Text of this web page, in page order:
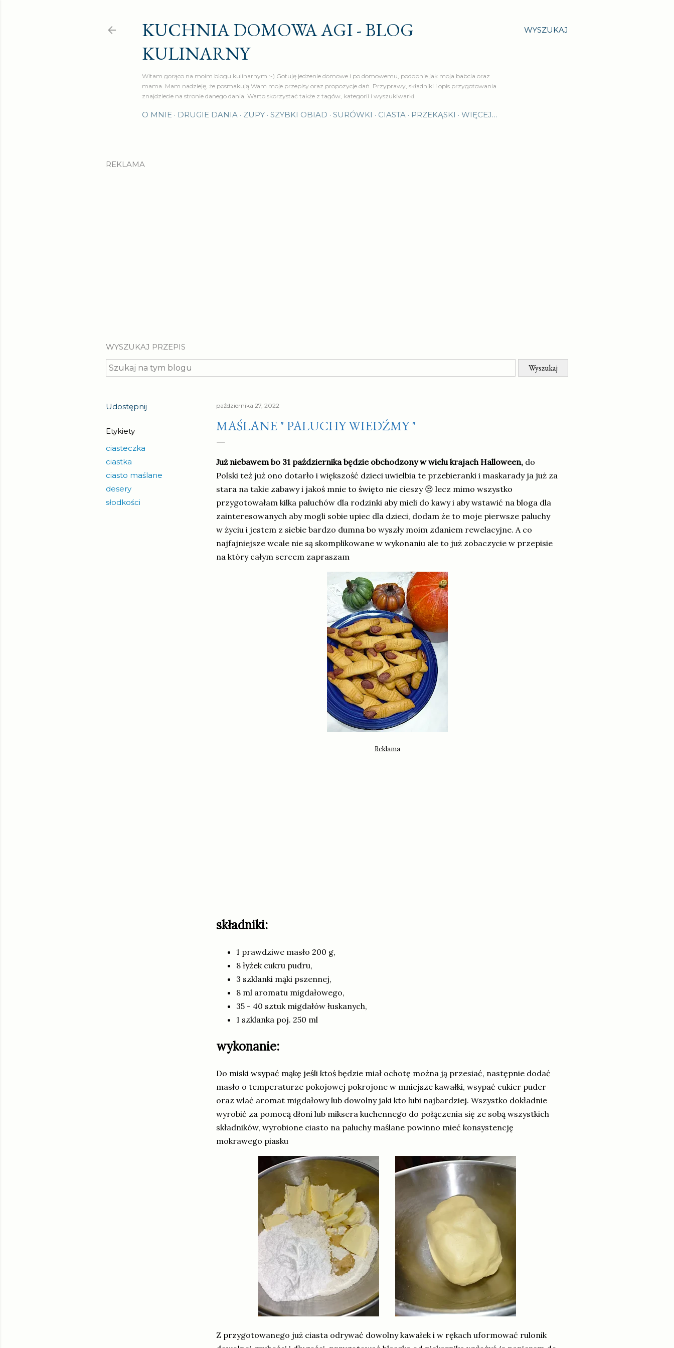
WYSZUKAJ
KUCHNIA DOMOWA AGI - BLOG
KULINARNY
Witam gorąco na moim blogu kulinarnym :-) Gotuję jedzenie domowe i po domowemu, podobnie jak moja babcia oraz
mama. Mam nadzieję, że posmakują Wam moje przepisy oraz propozycje dań. Przyprawy, składniki i opis przygotowania
znajdziecie na stronie danego dania. Warto skorzystać także z tagów, kategorii i wyszukiwarki.
O MNIE DRUGIE DANIA ZUPY SZYBKI OBIAD SURÓWKI CIASTA PRZEKĄSKI WIĘCEJ…
REKLAMA
WYSZUKAJ PRZEPIS
Udostępnij
Etykiety
ciasteczka
ciastka
ciasto maślane
desery
słodkości
października 27, 2022
MAŚLANE " PALUCHY WIEDŹMY "
Już niebawem bo 31 października będzie obchodzony w wielu krajach Halloween, do
Polski też już ono dotarło i większość dzieci uwielbia te przebieranki i maskarady ja już za
stara na takie zabawy i jakoś mnie to święto nie cieszy 😒 lecz mimo wszystko
przygotowałam kilka paluchów dla rodzinki aby mieli do kawy i aby wstawić na bloga dla
zainteresowanych aby mogli sobie upiec dla dzieci, dodam że to moje pierwsze paluchy
w życiu i jestem z siebie bardzo dumna bo wyszły moim zdaniem rewelacyjne. A co
najfajniejsze wcale nie są skomplikowane w wykonaniu ale to już zobaczycie w przepisie
na który całym sercem zapraszam
składniki:
1 prawdziwe masło 200 g,
8 łyżek cukru pudru,
3 szklanki mąki pszennej,
8 ml aromatu migdałowego,
35 - 40 sztuk migdałów łuskanych,
1 szklanka poj. 250 ml
wykonanie:
Do miski wsypać mąkę jeśli ktoś będzie miał ochotę można ją przesiać, następnie dodać
masło o temperaturze pokojowej pokrojone w mniejsze kawałki, wsypać cukier puder
oraz wlać aromat migdałowy lub dowolny jaki kto lubi najbardziej. Wszystko dokładnie
wyrobić za pomocą dłoni lub miksera kuchennego do połączenia się ze sobą wszystkich
składników, wyrobione ciasto na paluchy maślane powinno mieć konsystencję
mokrawego piasku
Z przygotowanego już ciasta odrywać dowolny kawałek i w rękach uformować rulonik